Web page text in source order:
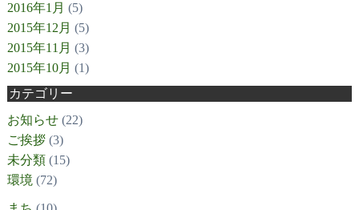
2016年1月 (5)
2015年12月 (5)
2015年11月 (3)
2015年10月 (1)
カテゴリー
お知らせ(22)
ご挨拶(3)
未分類(15)
環境 (72)